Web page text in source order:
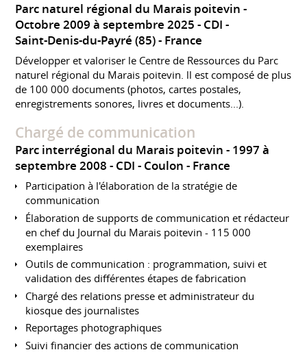
Parc naturel régional du Marais poitevin
Octobre 2009 à septembre 2025 CDI
Saint-Denis-du-Payré (85)
France
Développer et valoriser le Centre de Ressources du Parc
naturel régional du Marais poitevin. ll est composé de plus
de 100 000 documents (photos, cartes postales,
enregistrements sonores, livres et documents...).
Chargé de communication
Parc interrégional du Marais poitevin
1997 à
septembre 2008 CDI Coulon France
Participation à l'élaboration de la stratégie de
communication
Élaboration de supports de communication et rédacteur
en chef du Journal du Marais poitevin - 115 000
exemplaires
Outils de communication : programmation, suivi et
validation des différentes étapes de fabrication
Chargé des relations presse et administrateur du
kiosque des journalistes
Reportages photographiques
Suivi financier des actions de communication